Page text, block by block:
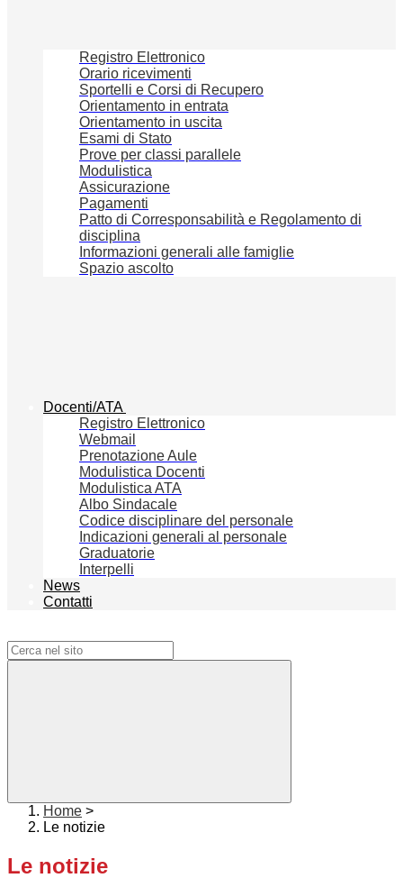
Registro Elettronico
Orario ricevimenti
Sportelli e Corsi di Recupero
Orientamento in entrata
Orientamento in uscita
Esami di Stato
Prove per classi parallele
Modulistica
Assicurazione
Pagamenti
Patto di Corresponsabilità e Regolamento di
disciplina
Informazioni generali alle famiglie
Spazio ascolto
Docenti/ATA
Registro Elettronico
Webmail
Prenotazione Aule
Modulistica Docenti
Modulistica ATA
Albo Sindacale
Codice disciplinare del personale
Indicazioni generali al personale
Graduatorie
Interpelli
News
Contatti
Home >
Le notizie
Le notizie